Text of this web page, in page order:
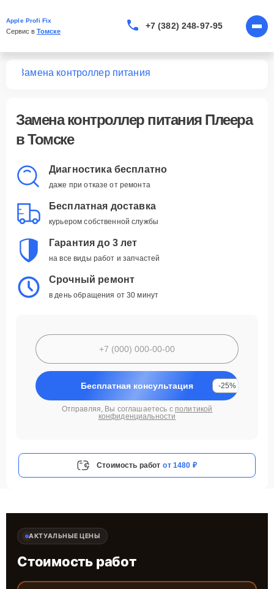
Apple Profi Fix
Сервис в Томске
+7 (382) 248-97-95
Замена контроллер питания
Замена контроллер питания Плеера
в Томске
Диагностика бесплатно
даже при отказе от ремонта
Бесплатная доставка
курьером собственной службы
Гарантия до 3 лет
на все виды работ и запчастей
Срочный ремонт
в день обращения от 30 минут
Бесплатная консультация -25%
Отправляя, Вы соглашаетесь с политикой
конфиденциальности
Стоимость работ от 1480 ₽
АКТУАЛЬНЫЕ ЦЕНЫ
Стоимость работ